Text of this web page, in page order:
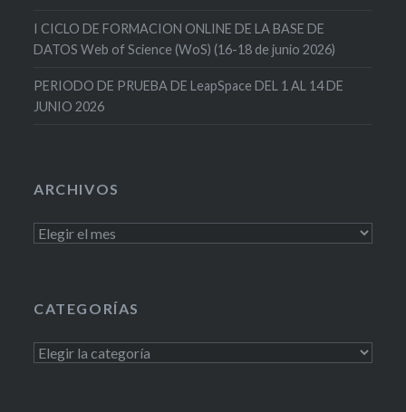
I CICLO DE FORMACION ONLINE DE LA BASE DE
DATOS Web of Science (WoS) (16-18 de junio 2026)
PERIODO DE PRUEBA DE LeapSpace DEL 1 AL 14 DE
JUNIO 2026
ARCHIVOS
Archivos
CATEGORÍAS
Categorías